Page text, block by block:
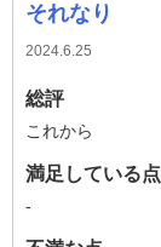
それなり
2024.6.25
総評
これから
満足している点
-